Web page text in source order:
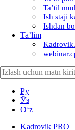
Ta’til
Ish staji
Ishdan
Ta’lim
Ру
Ўз
Oʻz
Kadrovik PRO